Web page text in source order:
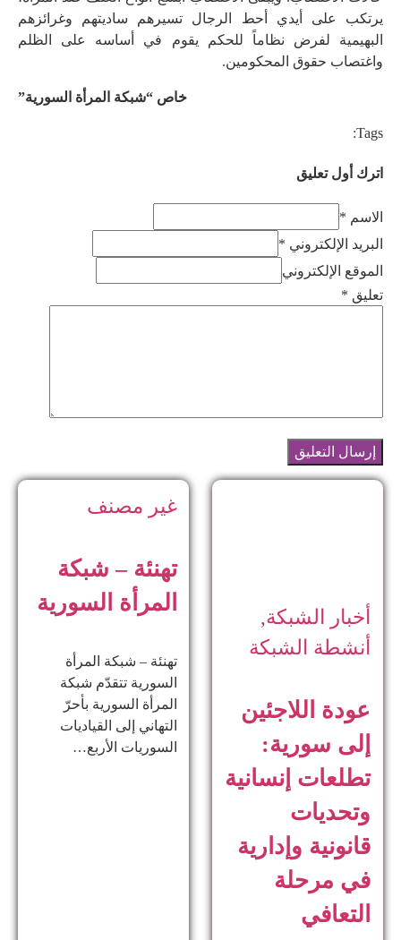
يرتكب على أيدي أحط الرجال تسيرهم ساديتهم وغرائزهم
البهيمية لفرض نظاماً للحكم يقوم في أساسه على الظلم
واغتصاب حقوق المحكومين.
خاص “شبكة المرأة السورية”
Tags:
اترك أول تعليق
الاسم *
البريد الإلكتروني *
الموقع الإلكتروني
تعليق *
أخبار الشبكة,
أنشطة الشبكة
عودة اللاجئين
إلى سورية:
تطلعات إنسانية
وتحديات
قانونية وإدارية
في مرحلة
التعافي
غير مصنف
تهنئة – شبكة
المرأة السورية
تهنئة – شبكة المرأة
السورية تتقدّم شبكة
المرأة السورية بأحرّ
التهاني إلى القياديات
السوريات الأربع…